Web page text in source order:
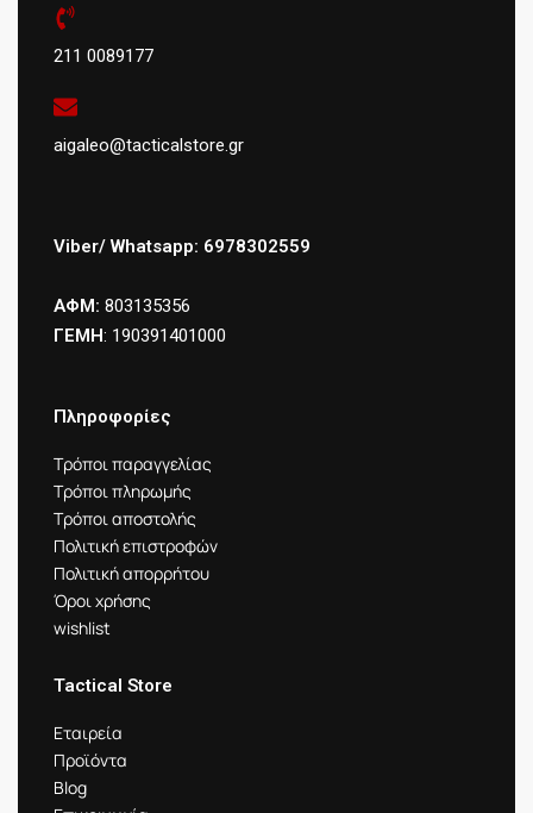
211 0089177
aigaleo@tacticalstore.gr
Viber/ Whatsapp: 6978302559
ΑΦΜ: 803135356
ΓΕΜΗ: 190391401000
Πληροφορίες
Τρόποι παραγγελίας
Τρόποι πληρωμής
Τρόποι αποστολής
Πολιτική επιστροφών
Πολιτική απορρήτου
Όροι χρήσης
wishlist
Tactical Store
Εταιρεία
Προϊόντα
Blog